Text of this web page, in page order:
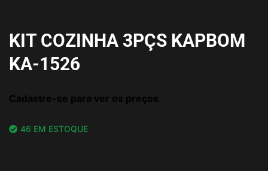
KIT COZINHA 3PÇS KAPBOM
KA-1526
Cadastre-se para ver os preços
46 EM ESTOQUE